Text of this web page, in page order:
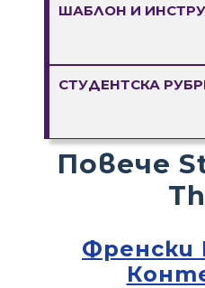
ШАБЛОН И
СТУДЕНТСКА
Повече
Френски